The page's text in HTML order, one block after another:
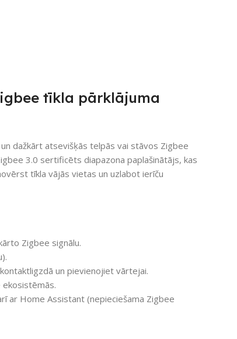
tīkla pārklājuma
dažkārt atsevišķās telpās vai stāvos Zigbee
3.0 sertificēts diapazona paplašinātājs, kas
tīkla vājās vietas un uzlabot ierīču
Zigbee signālu.
un pievienojiet vārtejai.
ar Home Assistant (nepieciešama Zigbee